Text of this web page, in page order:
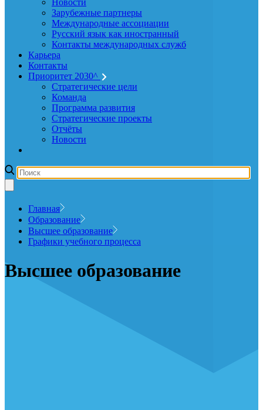
Новости
Зарубежные партнеры
Международные ассоциации
Русский язык как иностранный
Контакты международных служб
Карьера
Контакты
Приоритет 2030^
Стратегические цели
Команда
Программа развития
Стратегические проекты
Отчёты
Новости
Главная
Образование
Высшее образование
Графики учебного процесса
Высшее образование